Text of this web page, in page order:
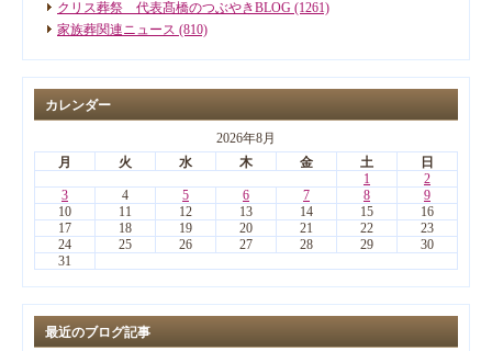
クリス葬祭 代表髙橋のつぶやきBLOG (1261)
家族葬関連ニュース (810)
カレンダー
2026年8月
月
火 水 木 金 土
日
1
2
3
4 5 6 7 8
9
10
11 12 13 14 15
16
17
18 19 20 21 22
23
24
25 26 27 28 29
30
31
最近のブログ記事